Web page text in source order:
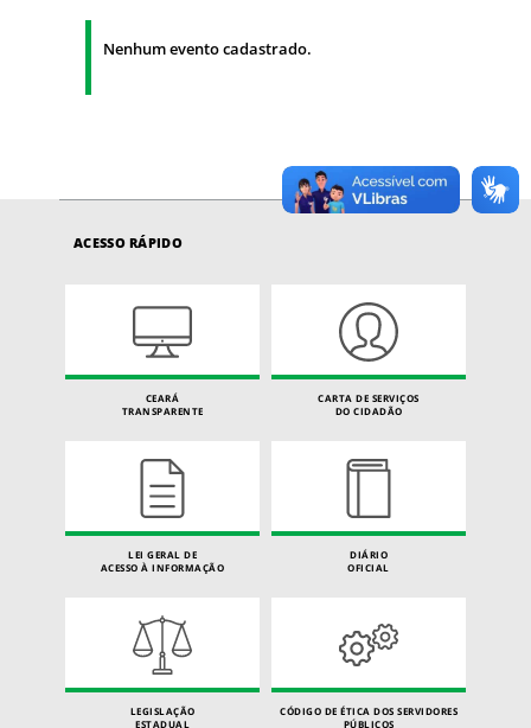
Nenhum evento cadastrado.
ACESSO RÁPIDO
CEARÁ
TRANSPARENTE
CARTA DE SERVIÇOS
DO CIDADÃO
LEI GERAL DE
ACESSO À INFORMAÇÃO
DIÁRIO
OFICIAL
LEGISLAÇÃO
ESTADUAL
CÓDIGO DE ÉTICA DOS SERVIDORES
PÚBLICOS